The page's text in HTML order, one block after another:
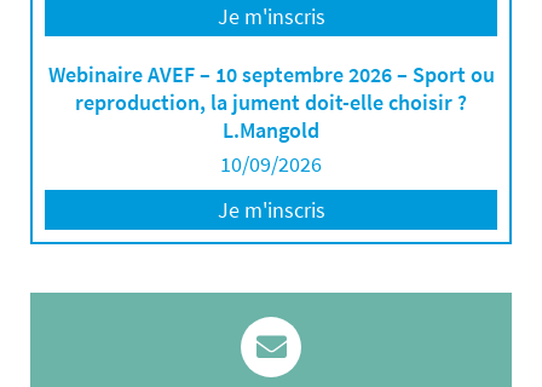
Je m'inscris
Webinaire AVEF – 10 septembre 2026 – Sport ou
reproduction, la jument doit-elle choisir ?
L.Mangold
10/09/2026
Je m'inscris